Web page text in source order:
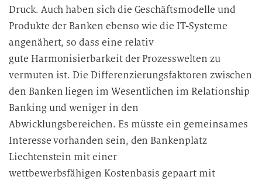
Druck. Auch haben sich die Geschäftsmodelle und
Produkte der Banken ebenso wie die IT-Systeme
angenähert, so dass eine relativ
gute Harmonisierbarkeit der Prozesswelten zu
vermuten ist. Die Differenzierungsfaktoren zwischen
den Banken liegen im Wesentlichen im Relationship
Banking und weniger in den
Abwicklungsbereichen. Es müsste ein gemeinsames
Interesse vorhanden sein, den Bankenplatz
Liechtenstein mit einer
wettbewerbsfähigen Kostenbasis gepaart mit